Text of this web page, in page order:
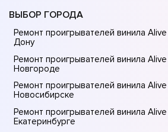
ВЫБОР ГОРОДА
Ремонт проигрывателей винила
Донy
Ремонт проигрывателей винила
Новгороде
Ремонт проигрывателей винила
Новосибирске
Ремонт проигрывателей винила
Екатеринбурге